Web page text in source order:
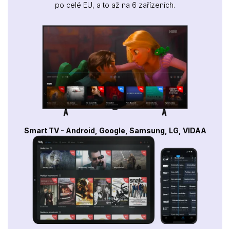
po celé EU, a to až na 6 zařízeních.
Smart TV - Android, Google, Samsung, LG, VIDAA